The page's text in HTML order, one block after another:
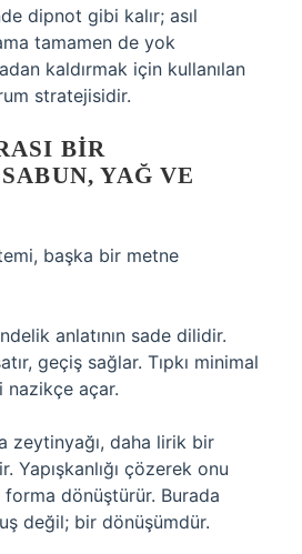
dipnot gibi kalır; asıl
tamamen de yok
kaldırmak için kullanılan
stratejisidir.
BIR
YAĞ VE
başka bir metne
anlatının sade dilidir.
geçiş sağlar. Tıpkı minimal
açar.
zeytinyağı, daha lirik bir
Yapışkanlığı çözerek onu
forma dönüştürür. Burada
değil; bir dönüşümdür.